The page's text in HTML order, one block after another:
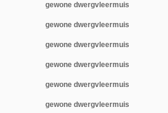
gewone dwergvleermuis
gewone dwergvleermuis
gewone dwergvleermuis
gewone dwergvleermuis
gewone dwergvleermuis
gewone dwergvleermuis